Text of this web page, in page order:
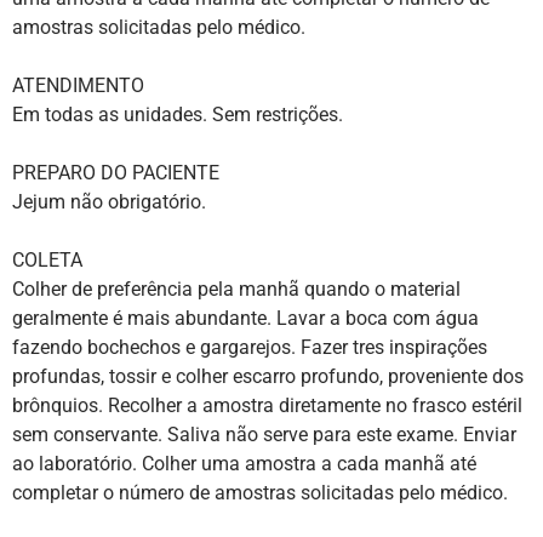
amostras solicitadas pelo médico.
ATENDIMENTO
Em todas as unidades. Sem restrições.
PREPARO DO PACIENTE
Jejum não obrigatório.
COLETA
Colher de preferência pela manhã quando o material
geralmente é mais abundante. Lavar a boca com água
fazendo bochechos e gargarejos. Fazer tres inspirações
profundas, tossir e colher escarro profundo, proveniente dos
brônquios. Recolher a amostra diretamente no frasco estéril
sem conservante. Saliva não serve para este exame. Enviar
ao laboratório. Colher uma amostra a cada manhã até
completar o número de amostras solicitadas pelo médico.